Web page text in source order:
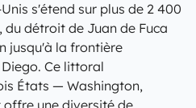
s'étend sur plus de 2 400
détroit de Juan de Fuca
jusqu'à la frontière
Ce littoral
États — Washington,
une diversité de